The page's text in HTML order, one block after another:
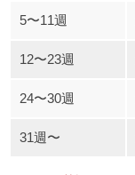
5〜11週
12〜23週
24〜30週
31週〜